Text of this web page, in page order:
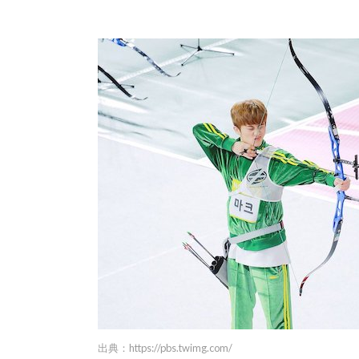
出典： https://pbs.twimg.com/